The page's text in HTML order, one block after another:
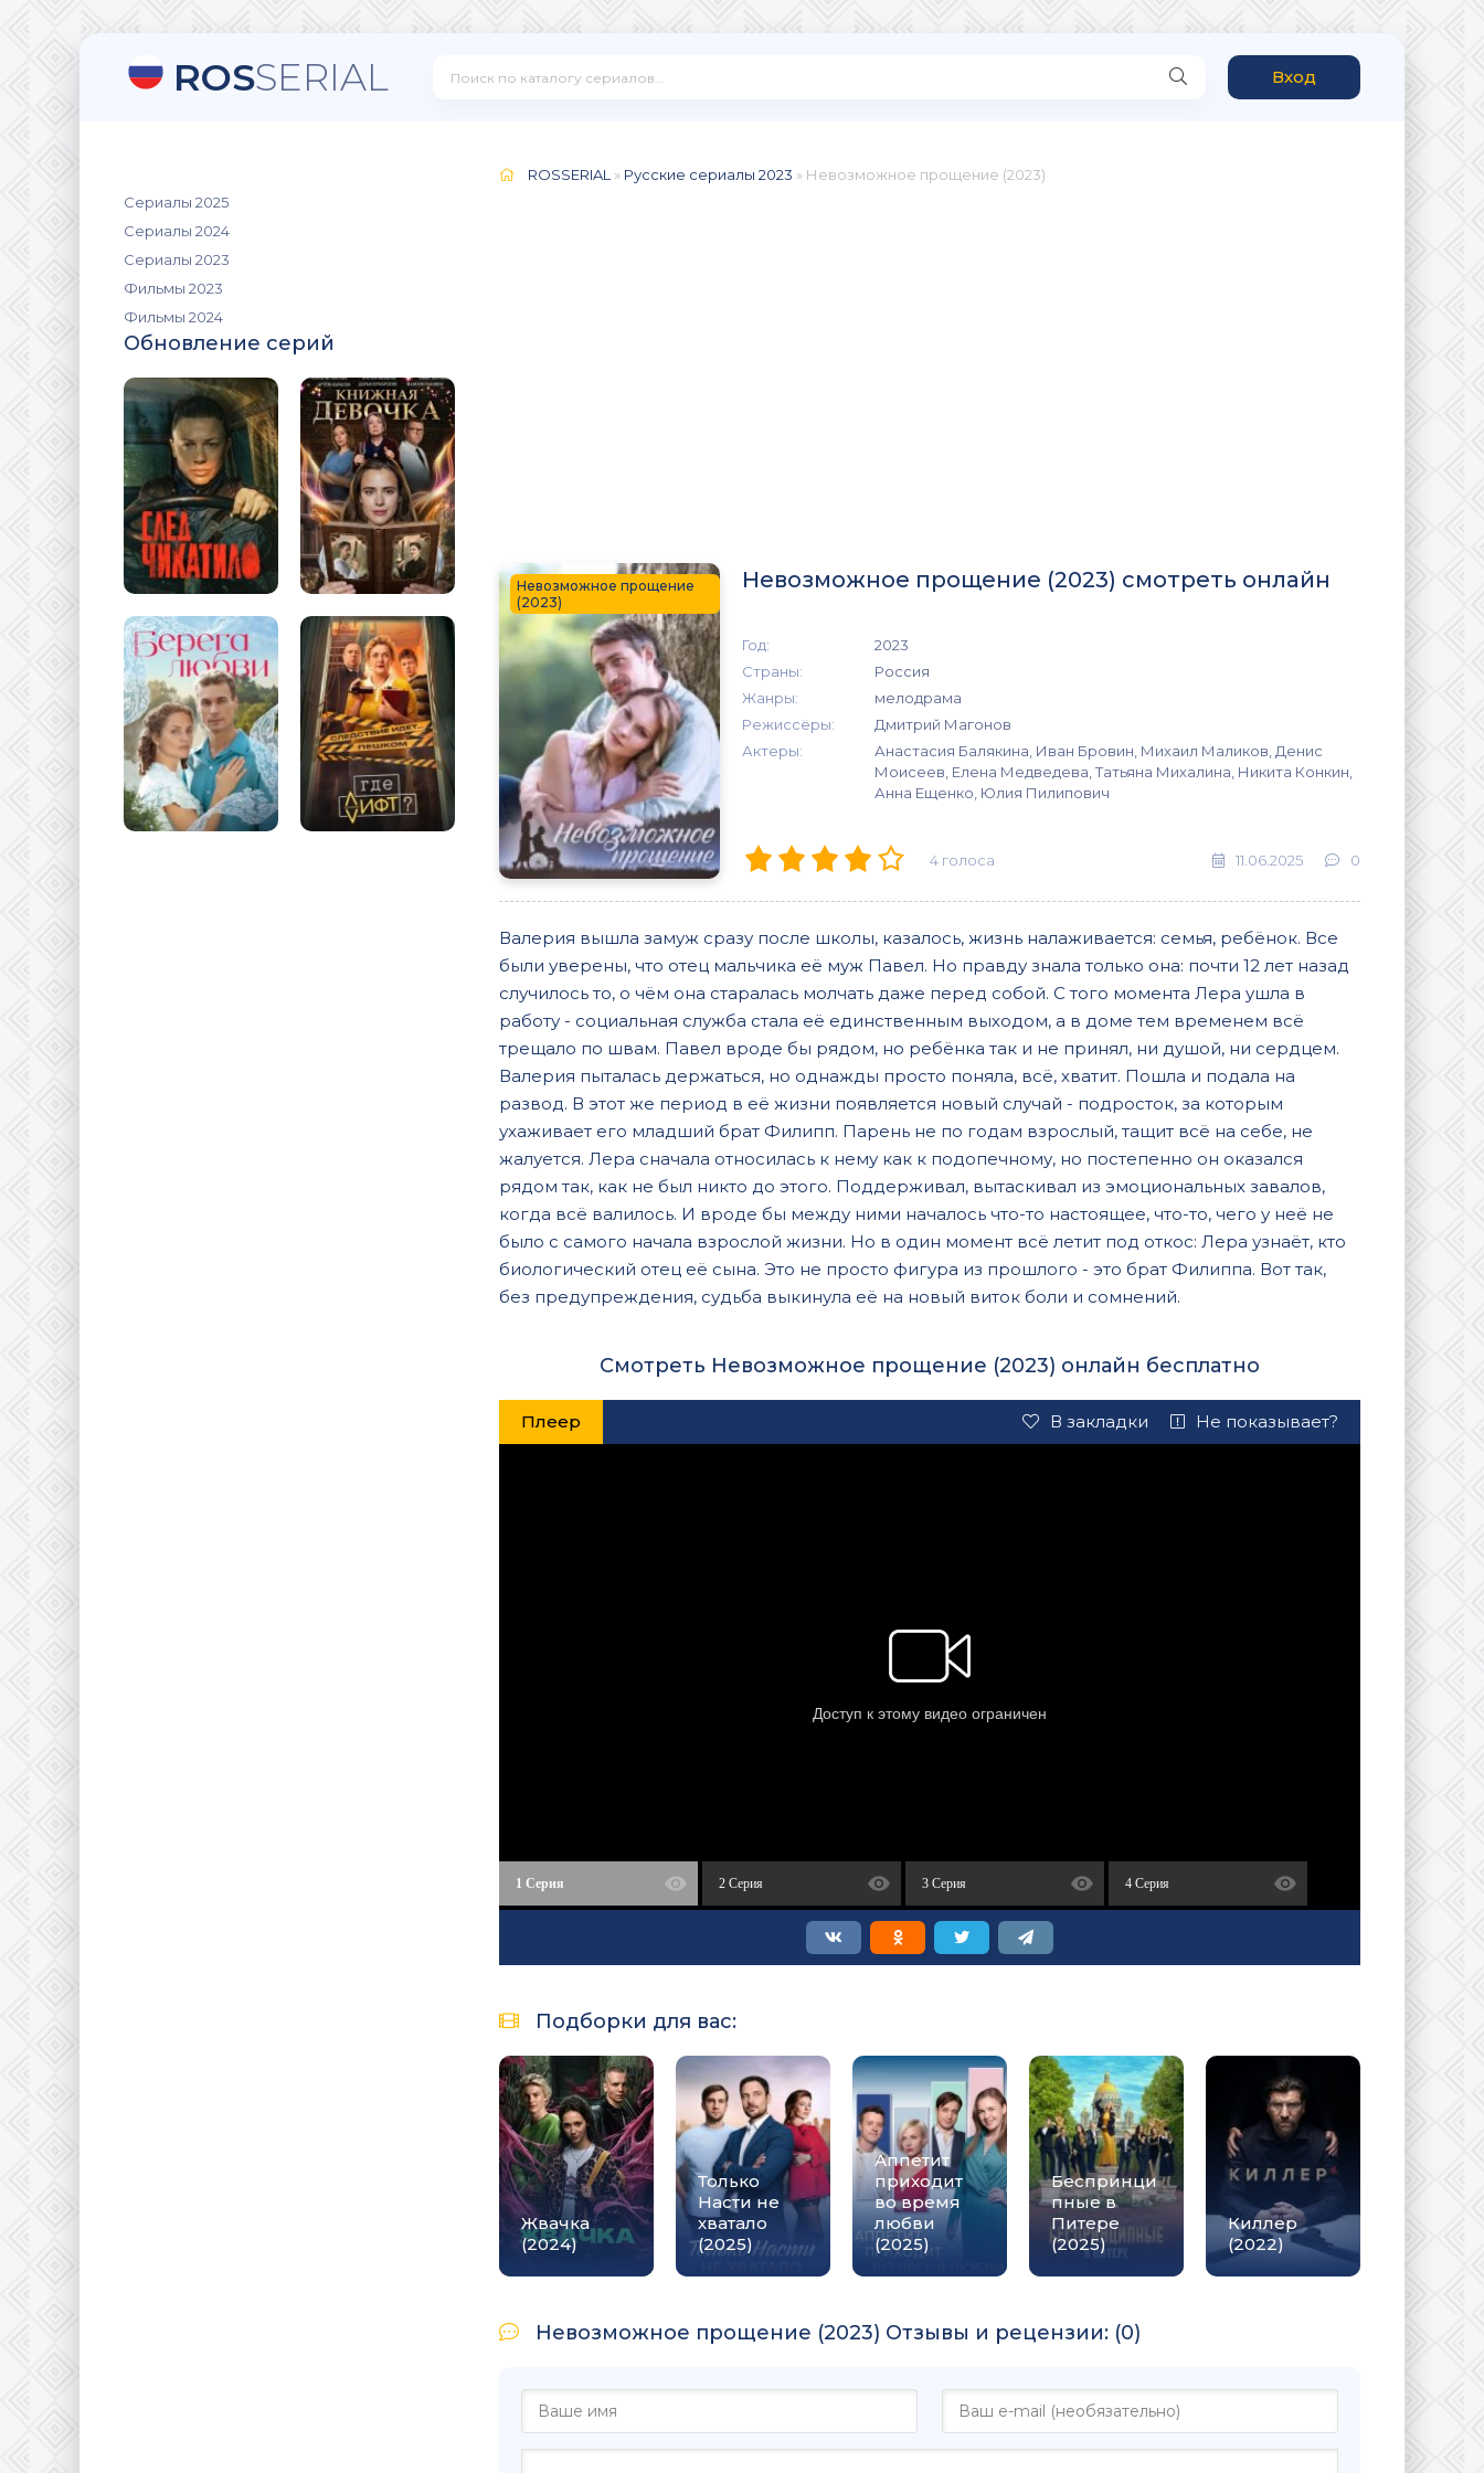
ROSSERIAL Вход
Сериалы 2025
Сериалы 2024
Сериалы 2023
Фильмы 2023
Фильмы 2024
Обновление серий
ROSSERIAL » Русские сериалы 2023 » Невозможное прощение (2023)
Невозможное прощение
(2023)
Невозможное прощение (2023) смотреть онлайн
Год:
2023
Страны:
Россия
Жанры:
мелодрама
Режиссёры:
Дмитрий Магонов
Актеры:
Анастасия Балякина, Иван Бровин, Михаил Маликов, Денис
Моисеев, Елена Медведева, Татьяна Михалина, Никита Конкин,
Анна Ещенко, Юлия Пилипович
4 голоса 11.06.2025 0
Валерия вышла замуж сразу после школы, казалось, жизнь налаживается: семья, ребёнок. Все
были уверены, что отец мальчика её муж Павел. Но правду знала только она: почти 12 лет назад
случилось то, о чём она старалась молчать даже перед собой. С того момента Лера ушла в
работу - социальная служба стала её единственным выходом, а в доме тем временем всё
трещало по швам. Павел вроде бы рядом, но ребёнка так и не принял, ни душой, ни сердцем.
Валерия пыталась держаться, но однажды просто поняла, всё, хватит. Пошла и подала на
развод. В этот же период в её жизни появляется новый случай - подросток, за которым
ухаживает его младший брат Филипп. Парень не по годам взрослый, тащит всё на себе, не
жалуется. Лера сначала относилась к нему как к подопечному, но постепенно он оказался
рядом так, как не был никто до этого. Поддерживал, вытаскивал из эмоциональных завалов,
когда всё валилось. И вроде бы между ними началось что-то настоящее, что-то, чего у неё не
было с самого начала взрослой жизни. Но в один момент всё летит под откос: Лера узнаёт, кто
биологический отец её сына. Это не просто фигура из прошлого - это брат Филиппа. Вот так,
без предупреждения, судьба выкинула её на новый виток боли и сомнений.
Смотреть Невозможное прощение (2023) онлайн бесплатно
Плеер В закладки Не показывает?
1 Серия 2 Серия 3 Серия 4 Серия
Подборки для вас:
Жвачка
(2024)
Только
Насти не
хватало
(2025)
Аппетит
приходит
во время
любви
(2025)
Беспринци
пные в
Питере
(2025)
Киллер
(2022)
Невозможное прощение (2023) Отзывы и рецензии: (0)